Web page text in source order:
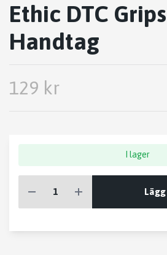
Ethic DTC
Handtag
129 kr
I lager